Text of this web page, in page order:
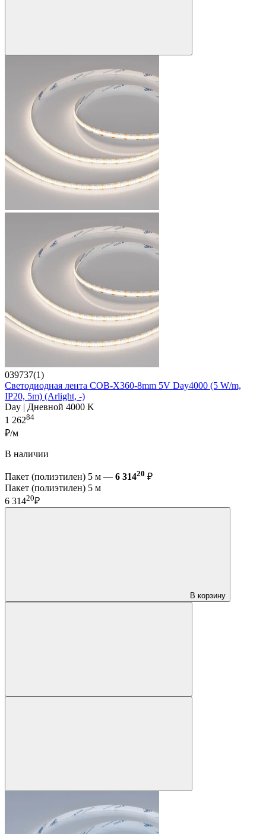
039737(1)
Светодиодная лента COB-X360-8mm 5V Day4000 (5 W/m,
IP20, 5m) (Arlight, -)
Day | Дневной 4000 K
1 26284
₽/м
В наличии
Пакет (полиэтилен) 5 м — 6 31420 ₽
Пакет (полиэтилен) 5 м
6 31420₽
В корзину